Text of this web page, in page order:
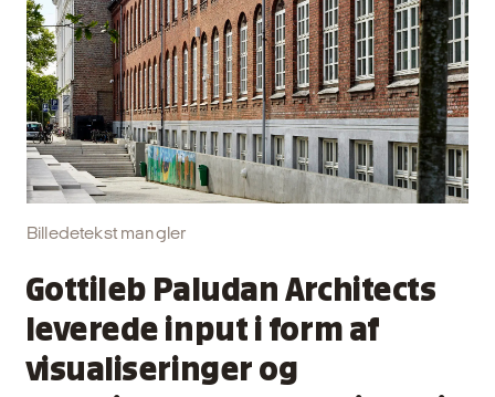
Billedetekst mangler
Gottileb Paludan Architects
leverede input i form af
visualiseringer og